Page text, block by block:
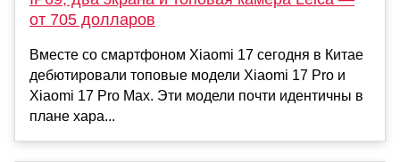
от 705 долларов
Вместе со смартфоном Xiaomi 17 сегодня в Китае
дебютировали топовые модели Xiaomi 17 Pro и
Xiaomi 17 Pro Max. Эти модели почти идентичны в
плане хара...